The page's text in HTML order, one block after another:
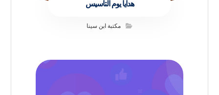
هدايا يوم التاسيس
مكتبة ابن سينا